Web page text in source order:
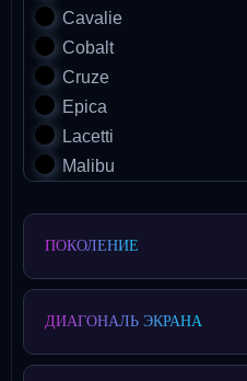
Cavalie
Cobalt
Cruze
Epica
Lacetti
Malibu
Orlando
Sail
Silverado
ПОКОЛЕНИЕ
ДИАГОНАЛЬ ЭКРАНА